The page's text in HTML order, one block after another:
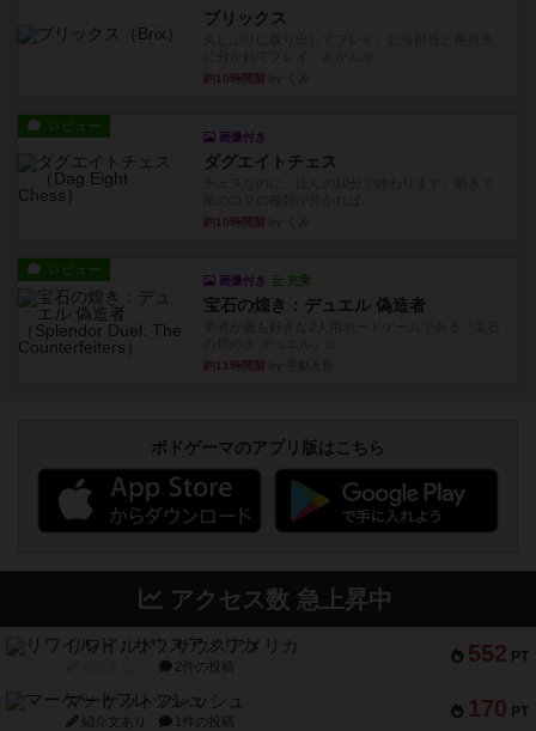
ブリックス
約10時間前
レビュー
画像付き
ダグエイトチェス
約10時間前
レビュー
画像付き 充実
宝石の煌き：デュエル 偽造者
約11時間前
ボドゲーマのアプリ版はこちら
アクセス数 急上昇中
552 PT
リワイルド：サウスアメリカ
2件の投稿
170 PT
マーケットフレッシュ
紹介文あり 1件の投稿